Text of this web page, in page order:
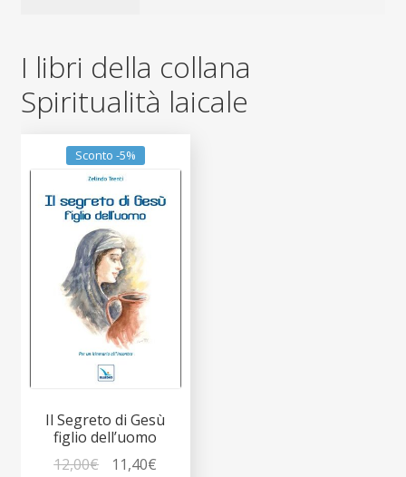
I libri della collana
Spiritualità laicale
Sconto -5%
Il Segreto di Gesù
figlio dell’uomo
12,00€ 11,40€